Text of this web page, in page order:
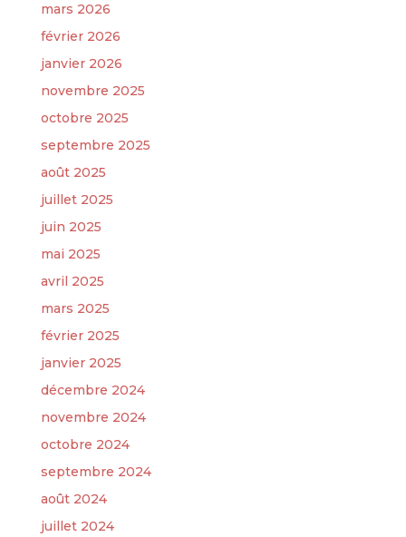
mars 2026
février 2026
janvier 2026
novembre 2025
octobre 2025
septembre 2025
août 2025
juillet 2025
juin 2025
mai 2025
avril 2025
mars 2025
février 2025
janvier 2025
décembre 2024
novembre 2024
octobre 2024
septembre 2024
août 2024
juillet 2024